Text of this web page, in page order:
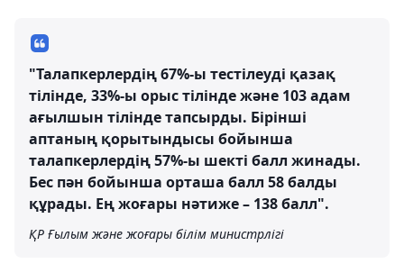
"Талапкерлердің 67%-ы тестілеуді қазақ
тілінде, 33%-ы орыс тілінде және 103 адам
ағылшын тілінде тапсырды. Бірінші
аптаның қорытындысы бойынша
талапкерлердің 57%-ы шекті балл жинады.
Бес пән бойынша орташа балл 58 балды
құрады. Ең жоғары нәтиже – 138 балл".
ҚР Ғылым және жоғары білім министрлігі